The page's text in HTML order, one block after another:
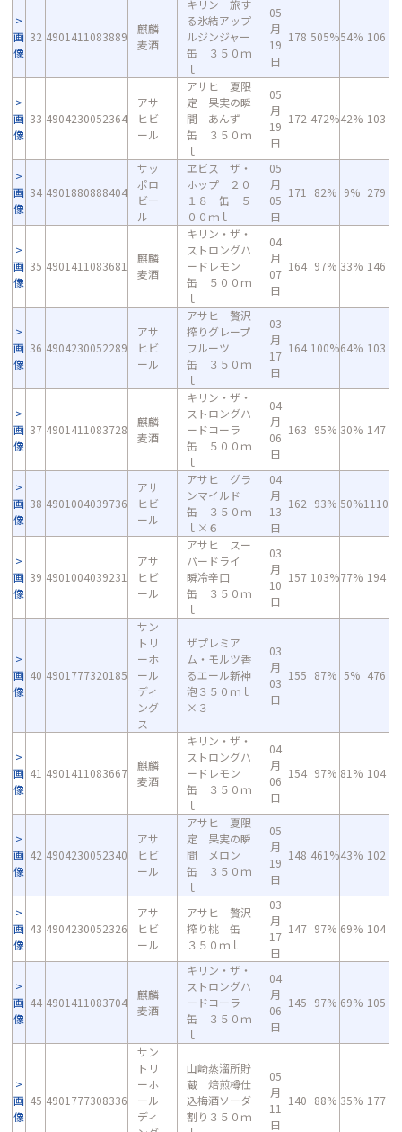
画
像
32 4901411083889
麒麟
麦酒
キリン 旅す
る氷結アップ
ルジンジャー
缶 ３５０ｍ
ｌ
05
月
19
日
178 505%54% 106
画
像
33 4904230052364
アサ
ヒビ
ール
アサヒ 夏限
定 果実の瞬
間 あんず
缶 ３５０ｍ
ｌ
05
月
19
日
172 472%42% 103
画
像
34 4901880888404
サッ
ポロ
ビー
ル
ヱビス ザ・
ホップ ２０
１８ 缶 ５
００ｍｌ
05
月
05
日
171 82% 9% 279
画
像
35 4901411083681
麒麟
麦酒
キリン・ザ・
ストロングハ
ードレモン
缶 ５００ｍ
ｌ
04
月
07
日
164 97% 33% 146
画
像
36 4904230052289
アサ
ヒビ
ール
アサヒ 贅沢
搾りグレープ
フルーツ
缶 ３５０ｍ
ｌ
03
月
17
日
164 100%64% 103
画
像
37 4901411083728
麒麟
麦酒
キリン・ザ・
ストロングハ
ードコーラ
缶 ５００ｍ
ｌ
04
月
06
日
163 95% 30% 147
画
像
38 4901004039736
アサ
ヒビ
ール
アサヒ グラ
ンマイルド
缶 ３５０ｍ
ｌ×６
04
月
13
日
162 93% 50%1110
画
像
39 4901004039231
アサ
ヒビ
ール
アサヒ スー
パードライ
瞬冷辛口
缶 ３５０ｍ
ｌ
03
月
10
日
157 103%77% 194
画
像
40 4901777320185
サン
トリ
ーホ
ール
ディ
ング
ス
ザプレミア
ム・モルツ香
るエール新神
泡３５０ｍｌ
×３
03
月
03
日
155 87% 5% 476
画
像
41 4901411083667
麒麟
麦酒
キリン・ザ・
ストロングハ
ードレモン
缶 ３５０ｍ
ｌ
04
月
06
日
154 97% 81% 104
画
像
42 4904230052340
アサ
ヒビ
ール
アサヒ 夏限
定 果実の瞬
間 メロン
缶 ３５０ｍ
ｌ
05
月
19
日
148 461%43% 102
画
像
43 4904230052326
アサ
ヒビ
ール
アサヒ 贅沢
搾り桃 缶
３５０ｍｌ
03
月
17
日
147 97% 69% 104
画
像
44 4901411083704
麒麟
麦酒
キリン・ザ・
ストロングハ
ードコーラ
缶 ３５０ｍ
ｌ
04
月
06
日
145 97% 69% 105
画
像
45 4901777308336
サン
トリ
ーホ
ール
ディ
山崎蒸溜所貯
蔵 焙煎樽仕
込梅酒ソーダ
割り３５０ｍ
05
月
11
日
140 88% 35% 177